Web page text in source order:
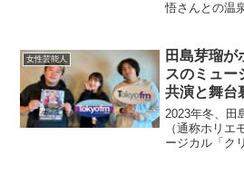
悟さんとの温
したバスツア
に熱愛報道と
女性芸能人
田島芽瑠が
スのミュー
共演と舞台
2023年冬、田
（通称ホリエ
ージカル「ク